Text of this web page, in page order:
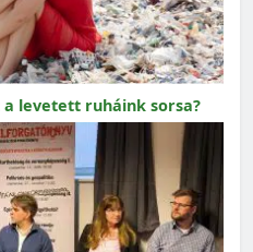
a levetett ruháink sorsa?